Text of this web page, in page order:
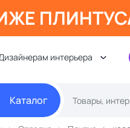
интерьера
Каталог